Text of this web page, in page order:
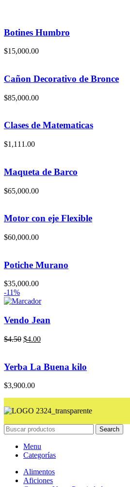
Botines Humbro
$15,000.00
Cañon Decorativo de Bronce
$85,000.00
Clases de Matematicas
$1,111.00
Maqueta de Barco
$65,000.00
Motor con eje Flexible
$60,000.00
Potiche Murano
$35,000.00
-11%
Vendo Jean
$4.50 $4.00
Yerba La Buena kilo
$3,900.00
Search
Menu
Categorías
Alimentos
Aficiones